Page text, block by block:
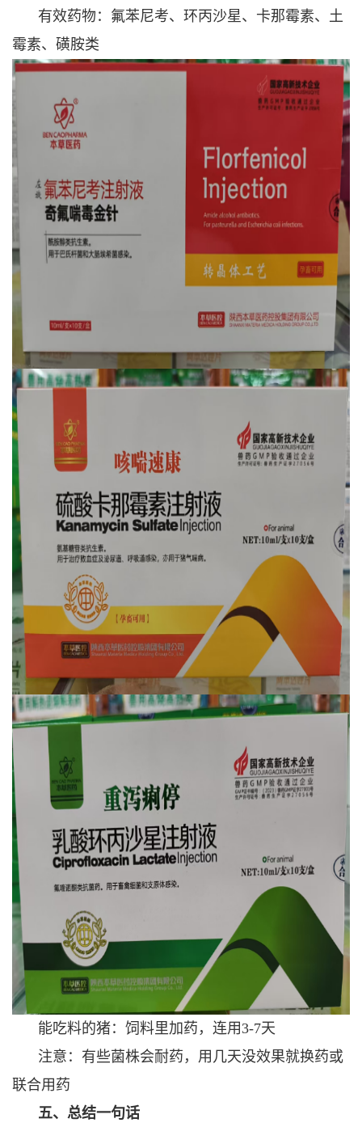
有效药物：氟苯尼考、环丙沙星、卡那霉素、土
霉素、磺胺类
能吃料的猪：饲料里加药，连用3-7天
注意：有些菌株会耐药，用几天没效果就换药或
联合用药
五、总结一句话